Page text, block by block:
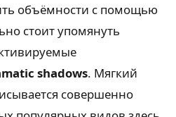
объёмности с помощью
стоит упомянуть
shadows. Мягкий
совершенно